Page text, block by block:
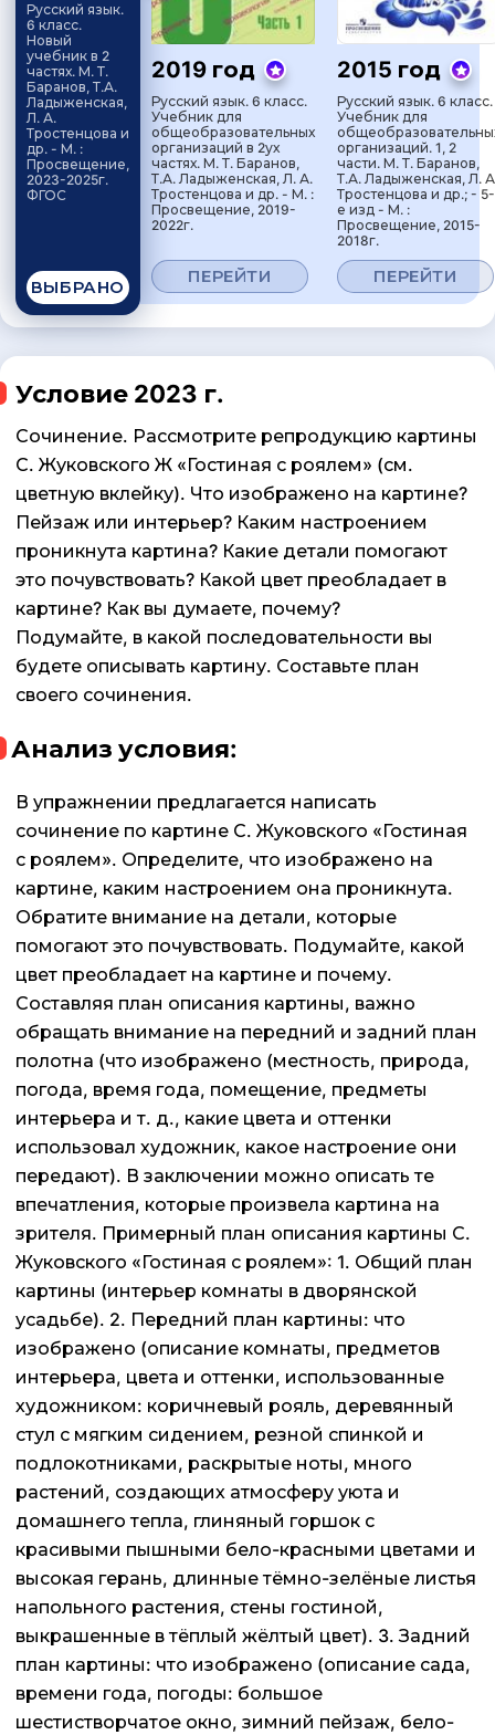
Русский язык.
6 класс.
Новый
учебник в 2
частях. М. Т.
Баранов, Т.А.
Ладыженская,
Л. А.
Тростенцова и
др. - М. :
Просвещение,
2023-2025г.
ФГОС
ВЫБРАНО
2019 год
Русский язык. 6 класс.
Учебник для
общеобразовательных
организаций в 2ух
частях. М. Т. Баранов,
Т.А. Ладыженская, Л. А.
Тростенцова и др. - М. :
Просвещение, 2019-
2022г.
ПЕРЕЙТИ
2015 год
Русский язык. 6 класс.
Учебник для
организаций. 1, 2
части. М. Т. Баранов,
Т.А. Ладыженская, Л.
Тростенцова и др.; - 5-
е изд - М. :
Просвещение, 2015-
2018г.
ПЕРЕЙТИ
Условие 2023 г.
Сочинение. Рассмотрите репродукцию картины
С. Жуковского Ж «Гостиная с роялем» (см.
цветную вклейку). Что изображено на кар­тине?
Пейзаж или интерьер? Каким настроением
проникнута карти­на? Какие детали помогают
это почувствовать? Какой цвет преоб­ладает в
картине? Как вы думаете, почему?
Подумайте, в какой последовательности вы
будете описывать картину. Составьте план
своего сочинения.
Анализ условия:
В упражнении предлагается написать
сочинение по картине С. Жуковского «Гостиная
с роялем». Определите, что изображено на
картине, каким настроением она проникнута.
Обратите внимание на детали, которые
помогают это почувствовать. Подумайте, какой
цвет преобладает на картине и почему.
Составляя план описания картины, важно
обращать внимание на передний и задний план
полотна (что изображено (местность, природа,
погода, время года, помещение, предметы
интерьера и т. д., какие цвета и оттенки
использовал художник, какое настроение они
передают). В заключении можно описать те
впечатления, которые произвела картина на
зрителя. Примерный план описания картины С.
Жуковского «Гостиная с роялем»: 1. Общий план
картины (интерьер комнаты в дворянской
усадьбе). 2. Передний план картины: что
изображено (описание комнаты, предметов
интерьера, цвета и оттенки, использованные
художником: коричневый рояль, деревянный
стул с мягким сидением, резной спинкой и
подлокотниками, раскрытые ноты, много
растений, создающих атмосферу уюта и
домашнего тепла, глиняный горшок с
красивыми пышными бело-красными цветами и
высокая герань, длинные тёмно-зелёные листья
напольного растения, стены гостиной,
выкрашенные в тёплый жёлтый цвет). 3. Задний
план картины: что изображено (описание сада,
времени года, погоды: большое
шестистворчатое окно, зимний пейзаж, бело-